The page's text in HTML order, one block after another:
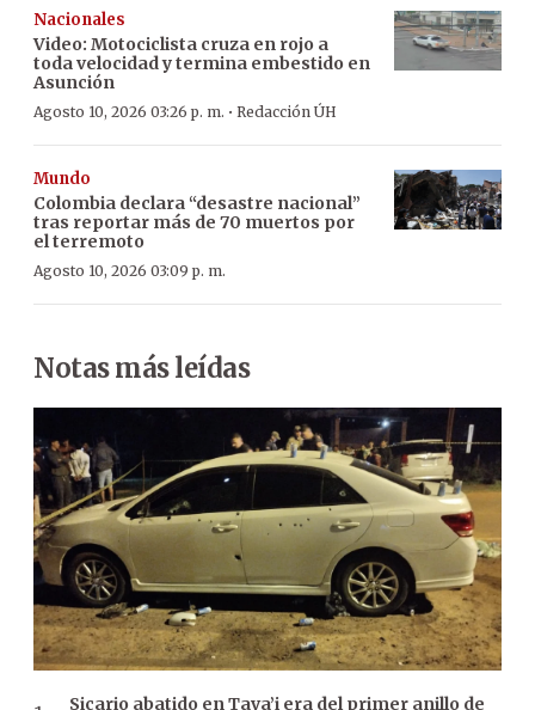
Nacionales
Video: Motociclista cruza en rojo a
toda velocidad y termina embestido en
Asunción
Agosto 10, 2026 03:26 p. m. · Redacción ÚH
Mundo
Colombia declara “desastre nacional”
tras reportar más de 70 muertos por
el terremoto
Agosto 10, 2026 03:09 p. m.
Notas más leídas
Sicario abatido en Tava’i era del primer anillo de